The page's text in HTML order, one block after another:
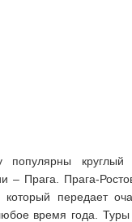
– Прага. Прага-
передает
время года.